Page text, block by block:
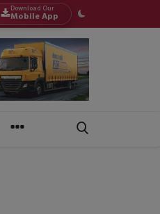
Download Our
Mobile App